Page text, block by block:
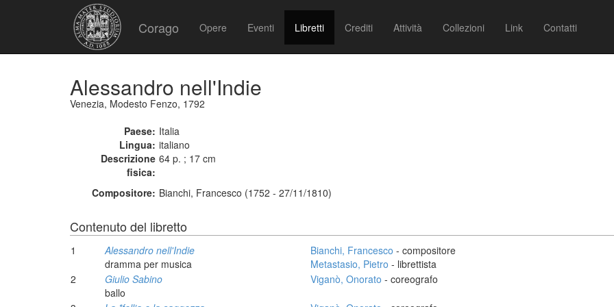
Corago Opere Eventi Libretti Crediti Attività Collezioni Link Contatti
Alessandro nell'Indie
Venezia, Modesto Fenzo, 1792
Paese: Italia
Lingua: italiano
Descrizione
fisica:
64 p. ; 17 cm
Compositore: Bianchi, Francesco (1752 - 27/11/1810)
Contenuto del libretto
1
Alessandro nell'Indie
dramma per musica
Bianchi, Francesco - compositore
Metastasio, Pietro - librettista
2
Giulio Sabino
ballo
Viganò, Onorato - coreografo